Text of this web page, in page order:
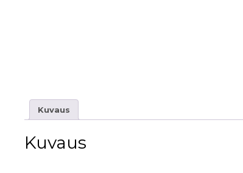
Kuvaus
Kuvaus